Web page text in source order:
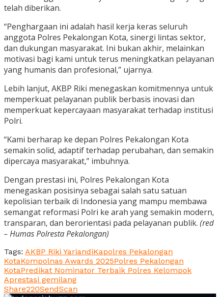
telah diberikan.
“Penghargaan ini adalah hasil kerja keras seluruh
anggota Polres Pekalongan Kota, sinergi lintas sektor,
dan dukungan masyarakat. Ini bukan akhir, melainkan
motivasi bagi kami untuk terus meningkatkan pelayanan
yang humanis dan profesional,” ujarnya.
Lebih lanjut, AKBP Riki menegaskan komitmennya untuk
memperkuat pelayanan publik berbasis inovasi dan
memperkuat kepercayaan masyarakat terhadap institusi
Polri.
“Kami berharap ke depan Polres Pekalongan Kota
semakin solid, adaptif terhadap perubahan, dan semakin
dipercaya masyarakat,” imbuhnya.
Dengan prestasi ini, Polres Pekalongan Kota
menegaskan posisinya sebagai salah satu satuan
kepolisian terbaik di Indonesia yang mampu membawa
semangat reformasi Polri ke arah yang semakin modern,
transparan, dan berorientasi pada pelayanan publik. (red
– Humas Polresta Pekalongan)
Tags: AKBP Riki YariandiKapolres Pekalongan
KotaKompolnas Awards 2025Polres Pekalongan
KotaPredikat Nominator Terbaik Polres Kelompok
Aprestasi gemilang
Share220SendScan